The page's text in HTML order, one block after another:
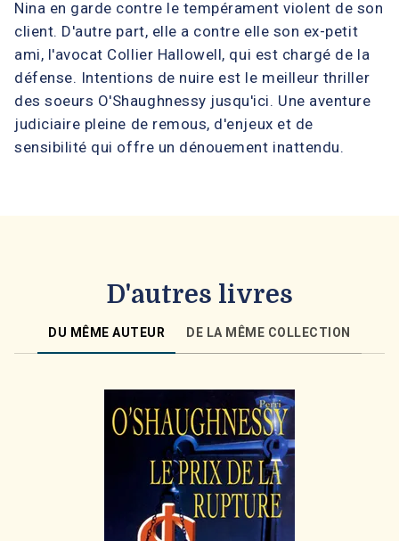
Nina en garde contre le tempérament violent de son
client. D'autre part, elle a contre elle son ex-petit
ami, l'avocat Collier Hallowell, qui est chargé de la
défense. Intentions de nuire est le meilleur thriller
des soeurs O'Shaughnessy jusqu'ici. Une aventure
judiciaire pleine de remous, d'enjeux et de
sensibilité qui offre un dénouement inattendu.
D'autres livres
DU MÊME AUTEUR DE LA MÊME COLLECTION